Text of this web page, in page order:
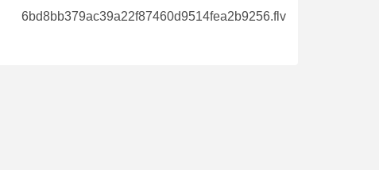
6bd8bb379ac39a22f87460d9514fea2b9256.flv